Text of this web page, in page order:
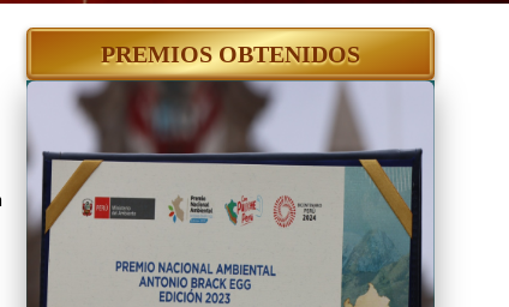
PREMIOS OBTENIDOS